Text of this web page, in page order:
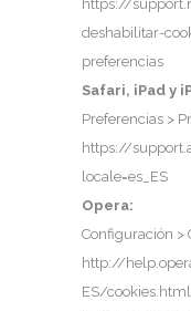
https://
deshabilitar-
preferencias
Safari, iPad y
Preferencias >
https://
locale=es_ES
Opera:
Configuración >
http://
ES/cookies.html